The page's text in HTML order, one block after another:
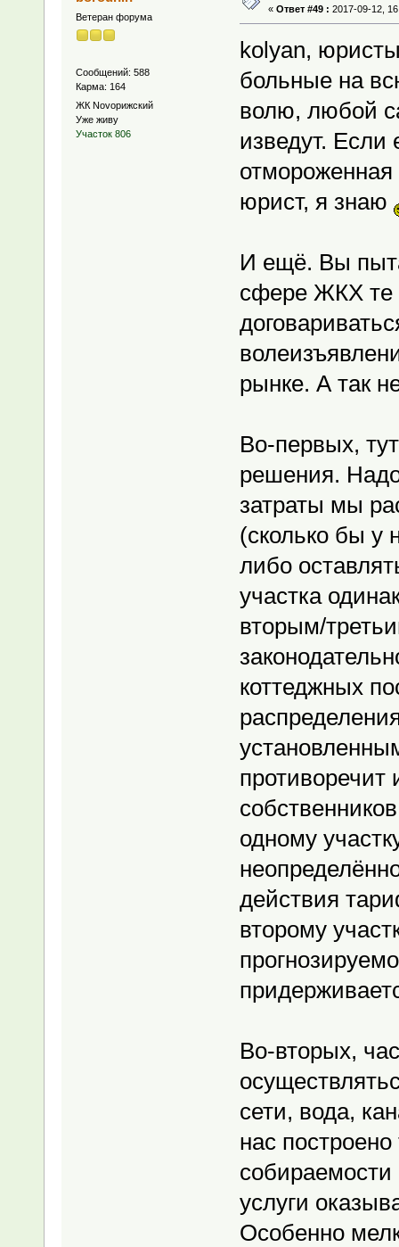
Ветеран форума
Сообщений: 588
Карма: 164
ЖК Novoрижский
Уже живу
Участок 806
« Ответ #49 : 2017-09-12,
kolyan,
больные на
волю, любой
изведут.
юрист, я знаю
И ещё. Вы
сфере ЖКХ те
рынке. А так
Во-первых,
решения.
затраты мы
(сколько бы у
либо
участка
вторым/
коттеджных
одному
действия
второму
Во-вторых,
сети, вода,
нас
собираемости
услуги
Особенно